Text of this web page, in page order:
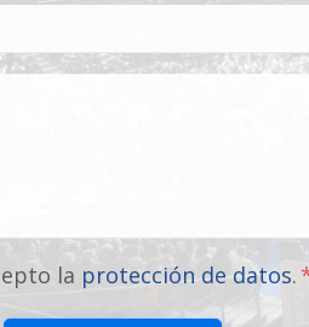
la protección de datos.